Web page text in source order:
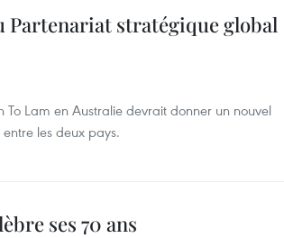
Partenariat stratégique global
To Lam en Australie devrait donner un nouvel
les deux pays.
ses 70 ans